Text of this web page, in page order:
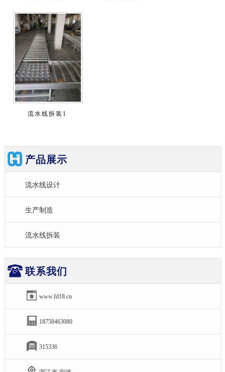
流水线拆装1
产品展示
流水线设计
生产制造
流水线拆装
联系我们
www.fd18.cn
18758463080
315336